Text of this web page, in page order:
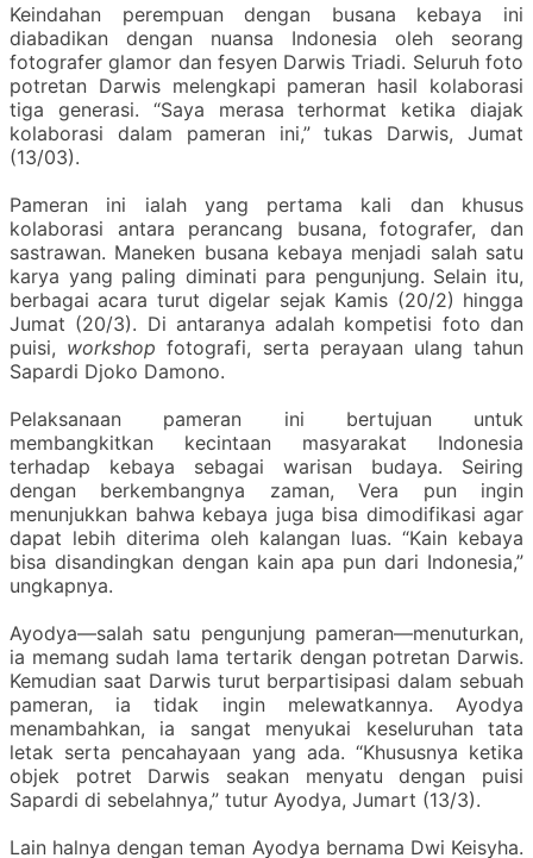
Keindahan perempuan dengan busana kebaya ini
diabadikan dengan nuansa Indonesia oleh seorang
fotografer glamor dan fesyen Darwis Triadi. Seluruh foto
potretan Darwis melengkapi pameran hasil kolaborasi
tiga generasi. “Saya merasa terhormat ketika diajak
kolaborasi dalam pameran ini,” tukas Darwis, Jumat
(13/03).
Pameran ini ialah yang pertama kali dan khusus
kolaborasi antara perancang busana, fotografer, dan
sastrawan. Maneken busana kebaya menjadi salah satu
karya yang paling diminati para pengunjung. Selain itu,
berbagai acara turut digelar sejak Kamis (20/2) hingga
Jumat (20/3). Di antaranya adalah kompetisi foto dan
puisi, workshop fotografi, serta perayaan ulang tahun
Sapardi Djoko Damono.
Pelaksanaan pameran ini bertujuan untuk
membangkitkan kecintaan masyarakat Indonesia
terhadap kebaya sebagai warisan budaya. Seiring
dengan berkembangnya zaman, Vera pun ingin
menunjukkan bahwa kebaya juga bisa dimodifikasi agar
dapat lebih diterima oleh kalangan luas. “Kain kebaya
bisa disandingkan dengan kain apa pun dari Indonesia,”
ungkapnya.
Ayodya—salah satu pengunjung pameran—menuturkan,
ia memang sudah lama tertarik dengan potretan Darwis.
Kemudian saat Darwis turut berpartisipasi dalam sebuah
pameran, ia tidak ingin melewatkannya. Ayodya
menambahkan, ia sangat menyukai keseluruhan tata
letak serta pencahayaan yang ada. “Khususnya ketika
objek potret Darwis seakan menyatu dengan puisi
Sapardi di sebelahnya,” tutur Ayodya, Jumart (13/3).
Lain halnya dengan teman Ayodya bernama Dwi Keisyha.